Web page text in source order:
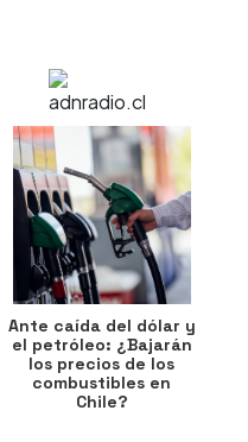
Ante caída del dólar y
el petróleo: ¿Bajarán
los precios de los
combustibles en
Chile?